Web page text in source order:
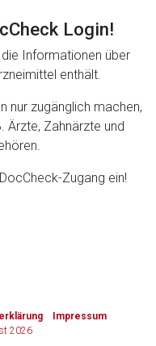
Login!
Informationen über
enthält.
nur zugänglich machen,
Ärzte, Zahnärzte und
Zugang ein!
Impressum
2026
Zur Seite